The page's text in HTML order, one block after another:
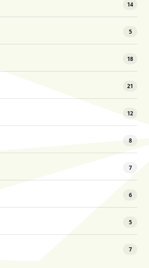
14
5
18
21
12
8
7
6
5
7